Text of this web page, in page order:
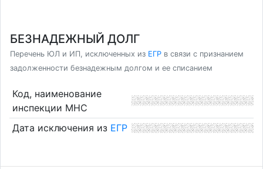
БЕЗНАДЕЖНЫЙ ДОЛГ
Перечень ЮЛ и ИП, исключенных из ЕГР в связи с признанием
задолженности безнадежным долгом и ее списанием
Код, наименование
инспекции МНС
Дата исключения из ЕГР